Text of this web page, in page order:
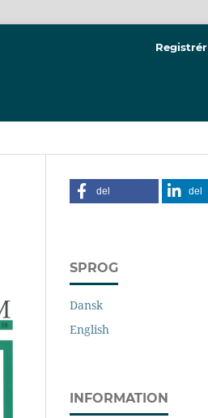
Registrér
del del
SPROG
Dansk
English
INFORMATION